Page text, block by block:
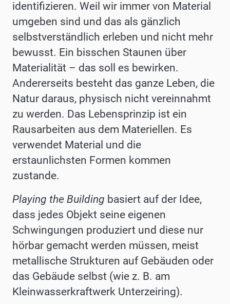
identifizieren. Weil wir immer von Material
umgeben sind und das als gänzlich
selbstverständlich erleben und nicht mehr
bewusst. Ein bisschen Staunen über
Materialität – das soll es bewirken.
Andererseits besteht das ganze Leben, die
Natur daraus, physisch nicht vereinnahmt
zu werden. Das Lebensprinzip ist ein
Rausarbeiten aus dem Materiellen. Es
verwendet Material und die
erstaunlichsten Formen kommen
zustande.
Playing the Building basiert auf der Idee,
dass jedes Objekt seine eigenen
Schwingungen produziert und diese nur
hörbar gemacht werden müssen, meist
metallische Strukturen auf Gebäuden oder
das Gebäude selbst (wie z. B. am
Kleinwasserkraftwerk Unterzeiring).